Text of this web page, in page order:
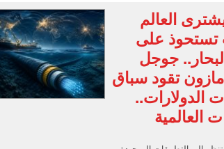
أشخاص في إطلاق نار بولاية نورث كارولينا
مصر يعلنون طرح السكر الحر بـ25 جنيها من الغد
لـ 56.3 مليار دولار نهاية يوليو
(1).. من يشترى العالم
على
جوجل
تقود سباق
الدولارات..
العالمية